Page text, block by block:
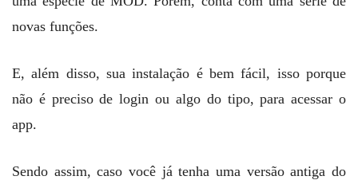
novas funções.
E, além disso, sua instalação é bem fácil, isso porque
não é preciso de login ou algo do tipo, para acessar o
app.
Sendo assim, caso você já tenha uma versão antiga do